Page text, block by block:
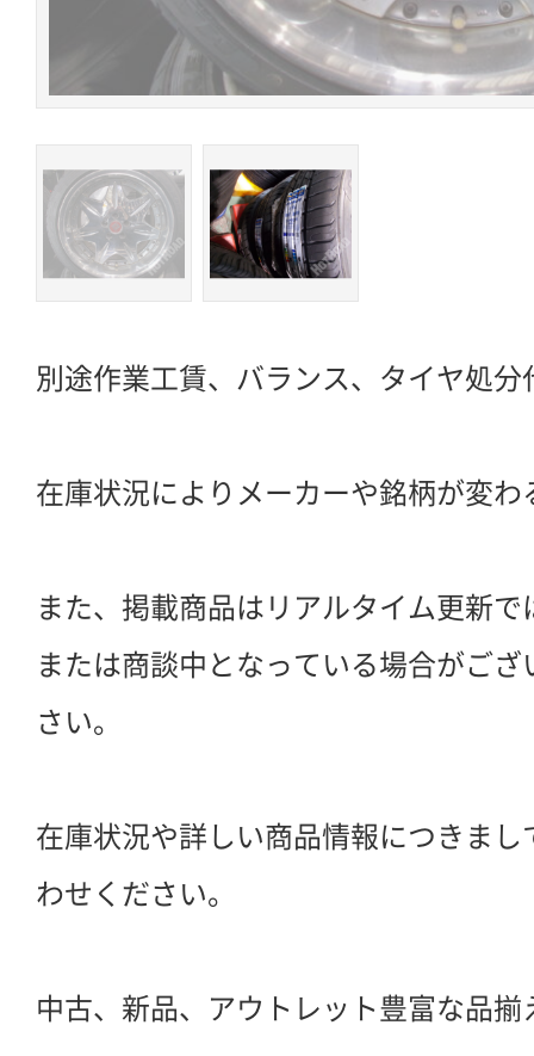
別途作業工賃、バランス、タイヤ処分
在庫状況によりメーカーや銘柄が変
また、掲載商品はリアルタイム更新
または商談中となっている場合がご
さい。
在庫状況や詳しい商品情報につきま
わせください。
中古、新品、アウトレット豊富な品揃